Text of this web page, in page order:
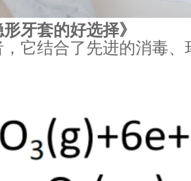
牙套的好选择》
它结合了先进的消毒、